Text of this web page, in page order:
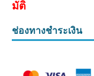
มัติ
ช่องทางชำระเงิน